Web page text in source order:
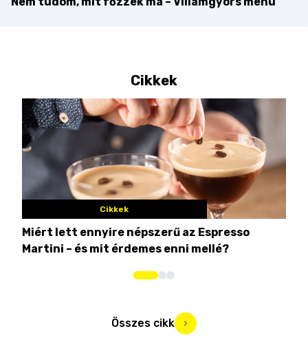
Cikkek
Cikkek
Miért lett ennyire népszerű az Espresso
Martini – és mit érdemes enni mellé?
Összes cikk